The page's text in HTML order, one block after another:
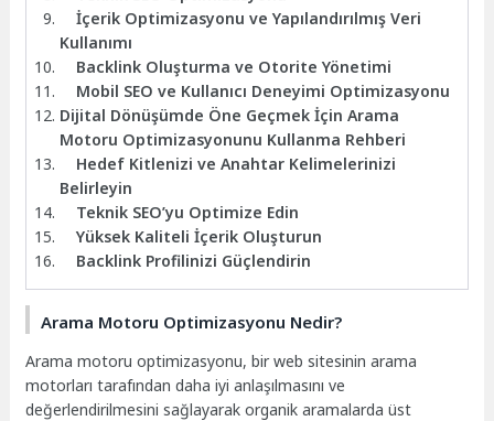
İçerik Optimizasyonu ve Yapılandırılmış Veri
Kullanımı
Backlink Oluşturma ve Otorite Yönetimi
Mobil SEO ve Kullanıcı Deneyimi Optimizasyonu
Dijital Dönüşümde Öne Geçmek İçin Arama
Motoru Optimizasyonunu Kullanma Rehberi
Hedef Kitlenizi ve Anahtar Kelimelerinizi
Belirleyin
Teknik SEO’yu Optimize Edin
Yüksek Kaliteli İçerik Oluşturun
Backlink Profilinizi Güçlendirin
Arama Motoru Optimizasyonu Nedir?
Arama motoru optimizasyonu, bir web sitesinin arama
motorları tarafından daha iyi anlaşılmasını ve
değerlendirilmesini sağlayarak organik aramalarda üst